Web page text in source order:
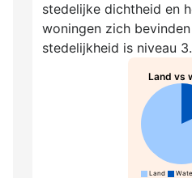
stedelijke dichtheid en
woningen zich
stedelijkheid is niveau 3.
Land vs
Land